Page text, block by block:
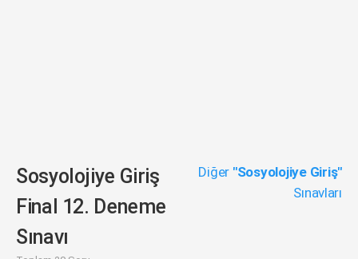
Sosyolojiye Giriş
Final 12. Deneme
Sınavı
Diğer "Sosyolojiye Giriş"
Sınavları